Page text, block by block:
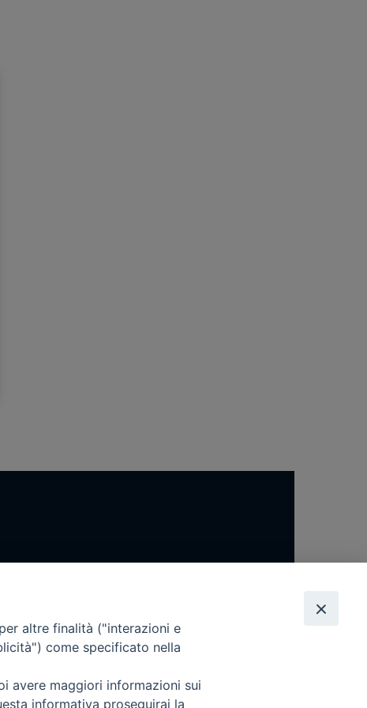
altre finalità ("interazioni e
come specificato nella
avere maggiori informazioni sui
informativa proseguirai la